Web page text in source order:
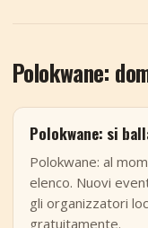
Polokwane:
Polokwane: si
Polokwane: al
elenco. Nuovi
gli organizzatori
gratuitamente.